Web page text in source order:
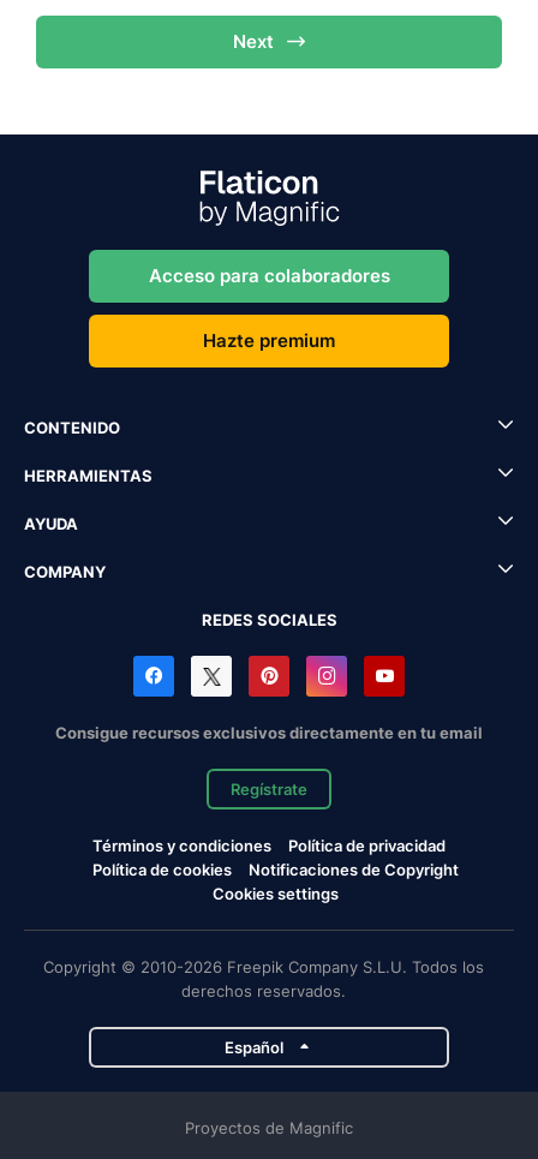
Next
Acceso para colaboradores
Hazte premium
CONTENIDO
HERRAMIENTAS
AYUDA
COMPANY
REDES SOCIALES
Consigue recursos exclusivos directamente en tu email
Regístrate
Términos y condiciones
Política de privacidad
Política de cookies
Notificaciones de Copyright
Cookies settings
Copyright © 2010-2026 Freepik Company S.L.U. Todos los
derechos reservados.
Español
Proyectos de Magnific